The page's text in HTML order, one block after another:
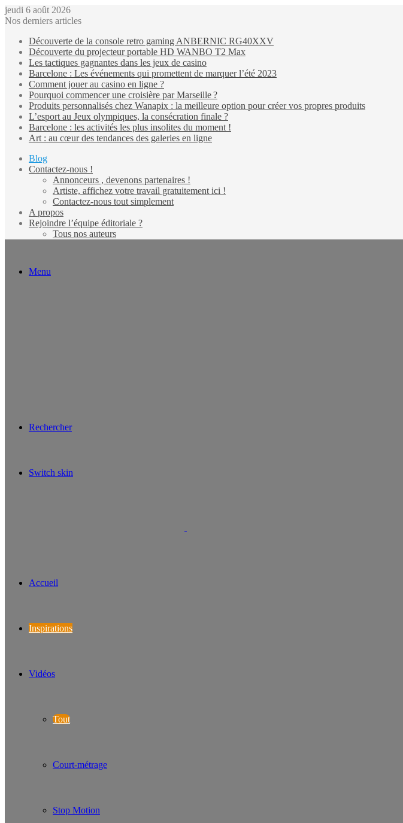
jeudi 6 août 2026
Nos derniers articles
Découverte de la console retro gaming ANBERNIC RG40XXV
Découverte du projecteur portable HD WANBO T2 Max
Les tactiques gagnantes dans les jeux de casino
Barcelone : Les événements qui promettent de marquer l’été 2023
Comment jouer au casino en ligne ?
Pourquoi commencer une croisière par Marseille ?
Produits personnalisés chez Wanapix : la meilleure option pour créer vos propres produits
L’esport au Jeux olympiques, la consécration finale ?
Barcelone : les activités les plus insolites du moment !
Art : au cœur des tendances des galeries en ligne
Blog
Contactez-nous !
Annonceurs , devenons partenaires !
Artiste, affichez votre travail gratuitement ici !
Contactez-nous tout simplement
A propos
Rejoindre l’équipe éditoriale ?
Tous nos auteurs
Menu
Rechercher
Switch skin
Accueil
Inspirations
Vidéos
Tout
Court-métrage
Stop Motion